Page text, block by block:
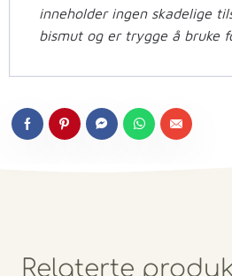
inneholder ingen skadelige
bismut og er trygge å bruke
Relaterte